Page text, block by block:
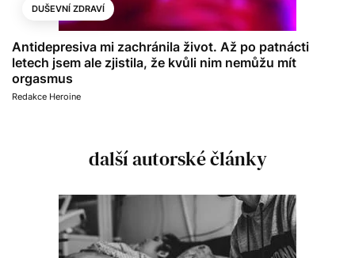
DUŠEVNÍ ZDRAVÍ
Antidepresiva mi zachránila život. Až po patnácti
letech jsem ale zjistila, že kvůli nim nemůžu mít
orgasmus
Redakce Heroine
další autorské články